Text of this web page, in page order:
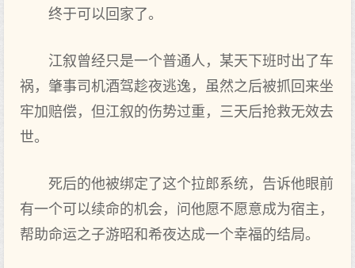
终于可以回家了。
江叙曾经只是一个普通人，某天下班时出了车
祸，肇事司机酒驾趁夜逃逸，虽然之后被抓回来坐
牢加赔偿，但江叙的伤势过重，三天后抢救无效去
世。
死后的他被绑定了这个拉郎系统，告诉他眼前
有一个可以续命的机会，问他愿不愿意成为宿主，
帮助命运之子游昭和希夜达成一个幸福的结局。